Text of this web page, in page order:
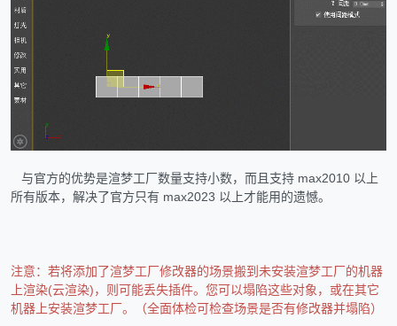
与官方的优势是渲梦工厂数量支持小数，而且支持 max2010 以上
所有版本，解决了官方只有 max2023 以上才能用的遗憾。
注意：若将添加了渲梦工厂修改器的场景搬到未安装渲梦工厂的机器
上渲染(云渲染)，则可能丢失插件。您可以塌陷这些对象，或在其它
机器上安装渲梦工厂。（全面体检可检查场景是否有修改器并塌陷）